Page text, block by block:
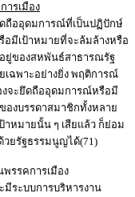
ารเมือง
ถืออุดมการณ์ที่เป็นปฏิปักษ์
อมีเป้าหมายที่จะล้มล้างหรือ
ยู่ของสหพันธ์สาธารณรัฐ
ฉพาะอย่างยิ่ง พฤติการณ์
งจะยึดถืออุดมการณ์หรือมี
องบรรดาสมาชิกทั้งหลาย
าหมายนั้น ๆ เสียแล้ว ก็ย่อม
วยรัฐธรรมนูญได้(71)
รรคการเมือง
ระบบการบริหารงาน